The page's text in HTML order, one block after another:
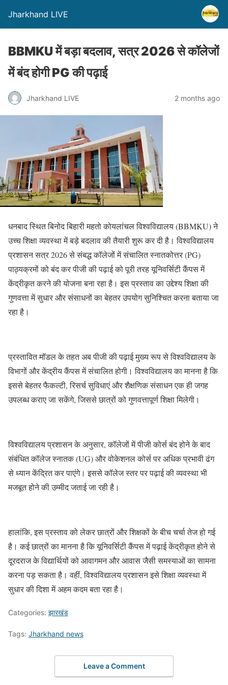
Jharkhand LIVE
BBMKU में बड़ा बदलाव, सत्र 2026 से कॉलेजों
में बंद होगी PG की पढ़ाई
Jharkhand LIVE 2 months ago
धनबाद स्थित बिनोद बिहारी महतो कोयलांचल विश्वविद्यालय (BBMKU) ने
उच्च शिक्षा व्यवस्था में बड़े बदलाव की तैयारी शुरू कर दी है। विश्वविद्यालय
प्रशासन सत्र 2026 से संबद्ध कॉलेजों में संचालित स्नातकोत्तर (PG)
पाठ्यक्रमों को बंद कर पीजी की पढ़ाई को पूरी तरह यूनिवर्सिटी कैंपस में
केंद्रीकृत करने की योजना बना रहा है। इस प्रस्ताव का उद्देश्य शिक्षा की
गुणवत्ता में सुधार और संसाधनों का बेहतर उपयोग सुनिश्चित करना बताया जा
रहा है।
प्रस्तावित मॉडल के तहत अब पीजी की पढ़ाई मुख्य रूप से विश्वविद्यालय के
विभागों और केंद्रीय कैंपस में संचालित होगी। विश्वविद्यालय का मानना है कि
इससे बेहतर फैकल्टी, रिसर्च सुविधाएं और शैक्षणिक संसाधन एक ही जगह
उपलब्ध कराए जा सकेंगे, जिससे छात्रों को गुणवत्तापूर्ण शिक्षा मिलेगी।
विश्वविद्यालय प्रशासन के अनुसार, कॉलेजों में पीजी कोर्स बंद होने के बाद
संबंधित कॉलेज स्नातक (UG) और वोकेशनल कोर्स पर अधिक प्रभावी ढंग
से ध्यान केंद्रित कर पाएंगे। इससे कॉलेज स्तर पर पढ़ाई की व्यवस्था भी
मजबूत होने की उम्मीद जताई जा रही है।
हालांकि, इस प्रस्ताव को लेकर छात्रों और शिक्षकों के बीच चर्चा तेज हो गई
है। कई छात्रों का मानना है कि यूनिवर्सिटी कैंपस में पढ़ाई केंद्रीकृत होने से
दूरदराज के विद्यार्थियों को आवागमन और आवास जैसी समस्याओं का सामना
करना पड़ सकता है। वहीं, विश्वविद्यालय प्रशासन इसे शिक्षा व्यवस्था में
सुधार की दिशा में अहम कदम बता रहा है।
Categories: झारखंड
Tags: Jharkhand news
Leave a Comment